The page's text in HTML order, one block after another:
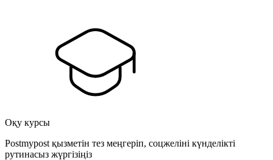
Оқу курсы
Postmypost қызметін тез меңгеріп, соцжеліні күнделікті
рутинасыз жүргізіңіз